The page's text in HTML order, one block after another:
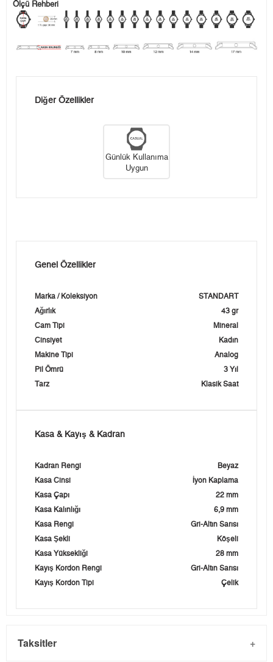
Ölçü Rehberi
Diğer Özellikler
Günlük Kullanıma
Uygun
Genel Özellikler
Marka / Koleksiyon
STANDART
Ağırlık
43 gr
Cam Tipi
Mineral
Cinsiyet
Kadın
Makine Tipi
Analog
Pil Ömrü
3 Yıl
Tarz
Klasik Saat
Kasa & Kayış & Kadran
Kadran Rengi
Beyaz
Kasa Cinsi
İyon Kaplama
Kasa Çapı
22 mm
Kasa Kalınlığı
6,9 mm
Kasa Rengi
Gri-Altın Sarısı
Kasa Şekli
Köşeli
Kasa Yüksekliği
28 mm
Kayış Kordon Rengi
Gri-Altın Sarısı
Kayış Kordon Tipi
Çelik
Taksitler